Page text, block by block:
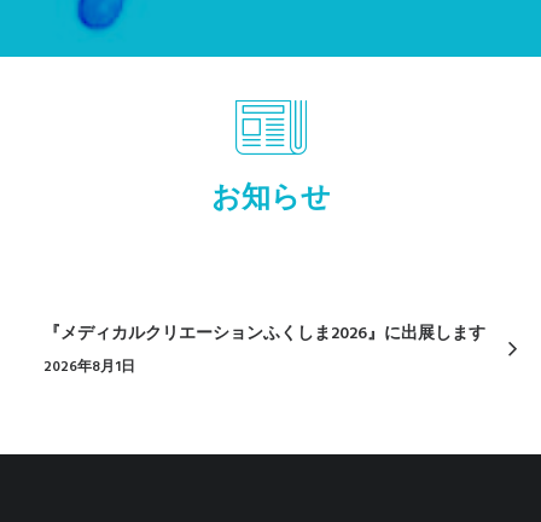
お知らせ
『メディカルクリエーションふくしま2026』に出展します
2026年8月1日